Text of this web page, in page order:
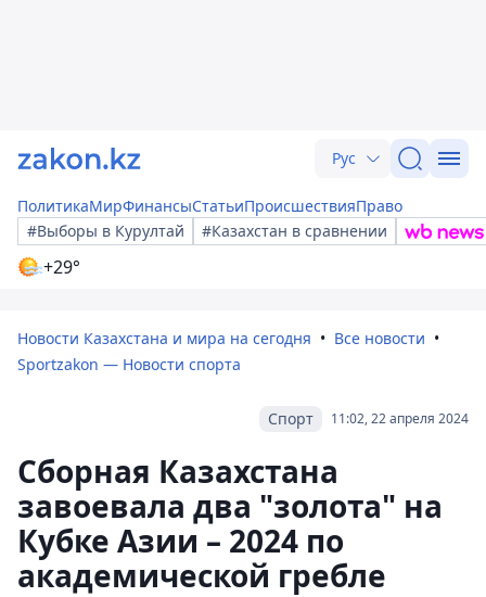
Рус
ПолитикаМирФинансыСтатьиПроисшествияПраво
#Выборы в Курултай
#Казахстан в сравнении
+29°
Новости Казахстана и мира на сегодня
Все новости
Sportzakon — Новости спорта
11:02, 22 апреля 2024
Спорт
Сборная Казахстана
завоевала два "золота" на
Кубке Азии – 2024 по
академической гребле